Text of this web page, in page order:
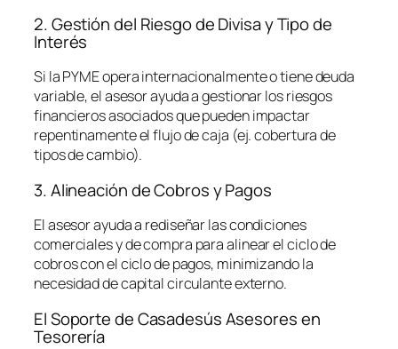
2. Gestión del Riesgo de Divisa y Tipo de
Interés
Si la PYME opera internacionalmente o tiene deuda
variable, el asesor ayuda a gestionar los riesgos
financieros asociados que pueden impactar
repentinamente el flujo de caja (ej. cobertura de
tipos de cambio).
3. Alineación de Cobros y Pagos
El asesor ayuda a rediseñar las condiciones
comerciales y de compra para alinear el ciclo de
cobros con el ciclo de pagos, minimizando la
necesidad de capital circulante externo.
El Soporte de Casadesús Asesores en
Tesorería